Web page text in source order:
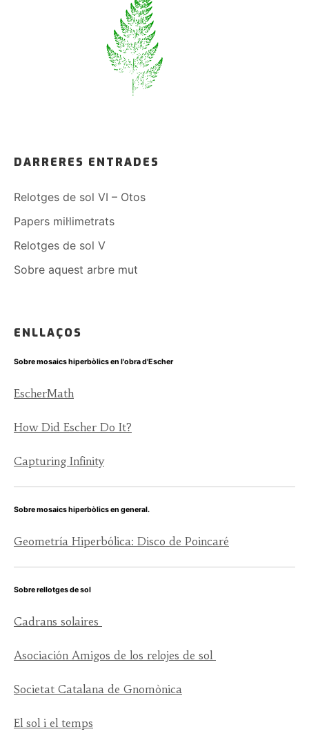
DARRERES ENTRADES
Relotges de sol VI – Otos
Papers mil·limetrats
Relotges de sol V
Sobre aquest arbre mut
ENLLAÇOS
Sobre mosaics hiperbòlics en l'obra d'Escher
EscherMath
How Did Escher Do It?
Capturing Infinity
Sobre mosaics hiperbòlics en general.
Geometría Hiperbólica: Disco de Poincaré
Sobre rellotges de sol
Cadrans solaires
Asociación Amigos de los relojes de sol
Societat Catalana de Gnomònica
El sol i el temps